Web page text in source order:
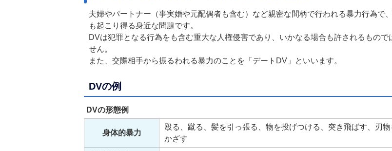
夫婦やパートナー（事実婚や元配偶者も含む）など親密な間柄で行われる暴力行為で
も起こり得る身近な問題です。
DVは犯罪となる行為をも含む重大な人権侵害であり、いかなる場合も許されるもので
せん。
また、交際相手から振るわれる暴力のことを「デートDV」といいます。
DVの例
DVの形態例
身体的暴力
殴る、蹴る、髪を引っ張る、物を投げつける、突き飛ばす、刃物
かざす